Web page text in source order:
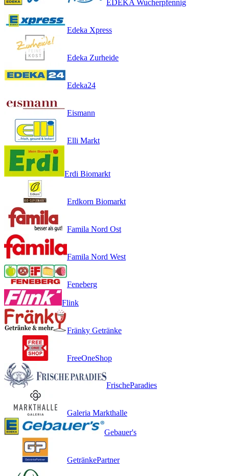
EDEKA Wucherpfennig
Edeka Xpress
Edeka Zurheide
Edeka24
Eismann
Elli Markt
Erdi Biomarkt
Erdkorn Biomarkt
Famila Nord Ost
Famila Nord West
Feneberg
Flink
Fränky Getränke
FreeOneShop
FrischeParadies
Galeria Markthalle
Gebauer's
GetränkePartner